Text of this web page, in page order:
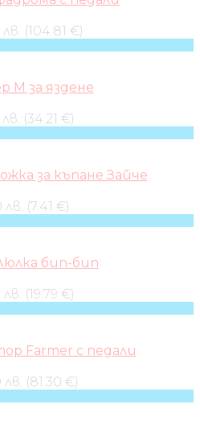
(104.81 €)
M за яздене
(34.21 €)
за къпане Зайче
лв. (7.41 €)
бип-бип
(19.79 €)
Farmer с педали
лв. (81.30 €)